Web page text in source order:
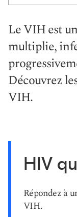
Le VIH est
multiplie,
Découvrez
VIH.
HIV
Répondez à
VIH.